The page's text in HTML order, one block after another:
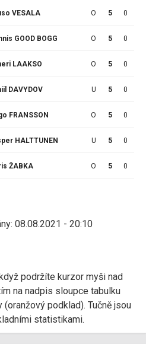
VESALA O 5 0
GOOD BOGG O 5 0
LAAKSO O 5 0
DAVYDOV U 5 0
FRANSSON O 5 0
HALTTUNEN U 5 0
ŽABKA O 5 0
08.08.2021 - 20:10
podržíte kurzor myši nad
na nadpis sloupce tabulku
podklad). Tučně jsou
statistikami.